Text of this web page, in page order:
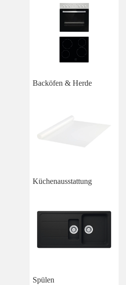
Backöfen & Herde
Küchenausstattung
Spülen